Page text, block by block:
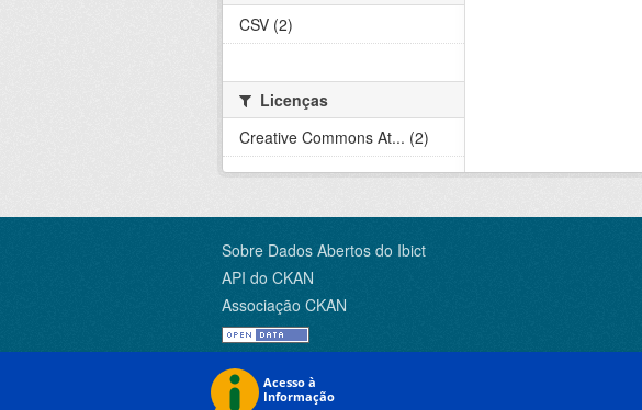
CSV (2)
Licenças
Creative Commons At... (2)
Sobre Dados Abertos do Ibict
API do CKAN
Associação CKAN